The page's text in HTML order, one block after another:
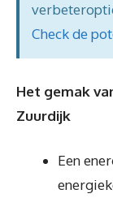
Check de
Het gemak
Zuurdijk
Een